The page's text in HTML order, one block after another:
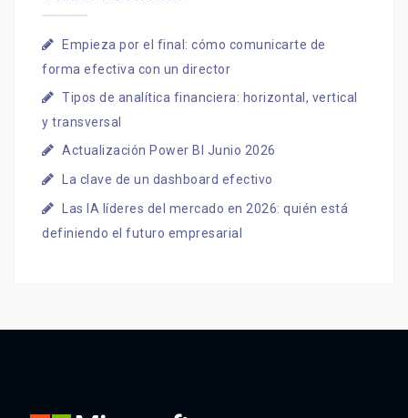
Empieza por el final: cómo comunicarte de
forma efectiva con un director
Tipos de analítica financiera: horizontal, vertical
y transversal
Actualización Power BI Junio 2026
La clave de un dashboard efectivo
Las IA líderes del mercado en 2026: quién está
definiendo el futuro empresarial